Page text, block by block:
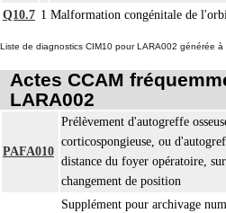
Q10.7 1 Malformation congénitale de
Liste de diagnostics CIM10 pour LARA002 générée
Actes CCAM
LARA002
PAFA010
Prélèvement d'autogreffe
corticospongieuse, ou
distance du foyer opératoire,
changement de position
Supplément pour archivage